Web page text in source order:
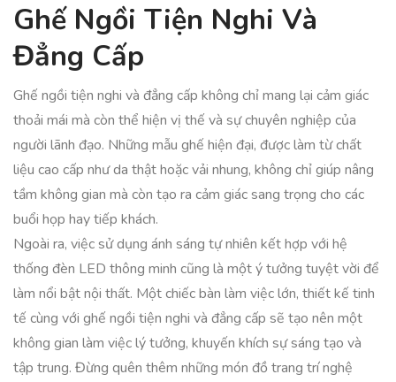
Ghế Ngồi Tiện Nghi Và
Đẳng Cấp
Ghế ngồi tiện nghi và đẳng cấp không chỉ mang lại cảm giác
thoải mái mà còn thể hiện vị thế và sự chuyên nghiệp của
người lãnh đạo. Những mẫu ghế hiện đại, được làm từ chất
liệu cao cấp như da thật hoặc vải nhung, không chỉ giúp nâng
tầm không gian mà còn tạo ra cảm giác sang trọng cho các
buổi họp hay tiếp khách.
Ngoài ra, việc sử dụng ánh sáng tự nhiên kết hợp với hệ
thống đèn LED thông minh cũng là một ý tưởng tuyệt vời để
làm nổi bật nội thất. Một chiếc bàn làm việc lớn, thiết kế tinh
tế cùng với ghế ngồi tiện nghi và đẳng cấp sẽ tạo nên một
không gian làm việc lý tưởng, khuyến khích sự sáng tạo và
tập trung. Đừng quên thêm những món đồ trang trí nghệ